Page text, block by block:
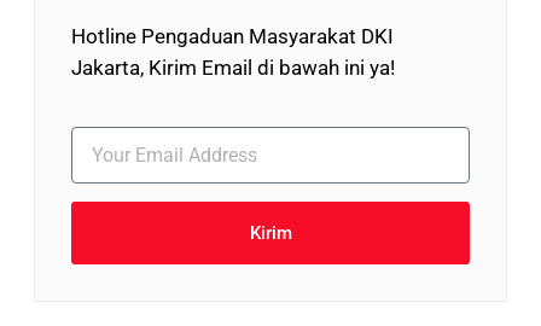
Hotline Pengaduan Masyarakat DKI
Jakarta, Kirim Email di bawah ini ya!
Kirim